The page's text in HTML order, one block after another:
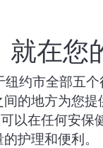
与护理管
常见问题
联系我们
就在您
约市全部五
的地方为您
在任何安保
护理和便利。